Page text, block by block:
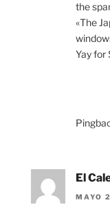
the
«The
Yay for
El
MAYO